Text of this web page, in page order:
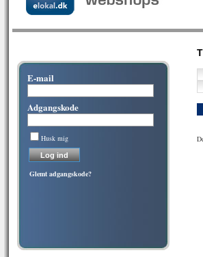
E-mail
Adgangskode
Husk mig
Glemt adgangskode?